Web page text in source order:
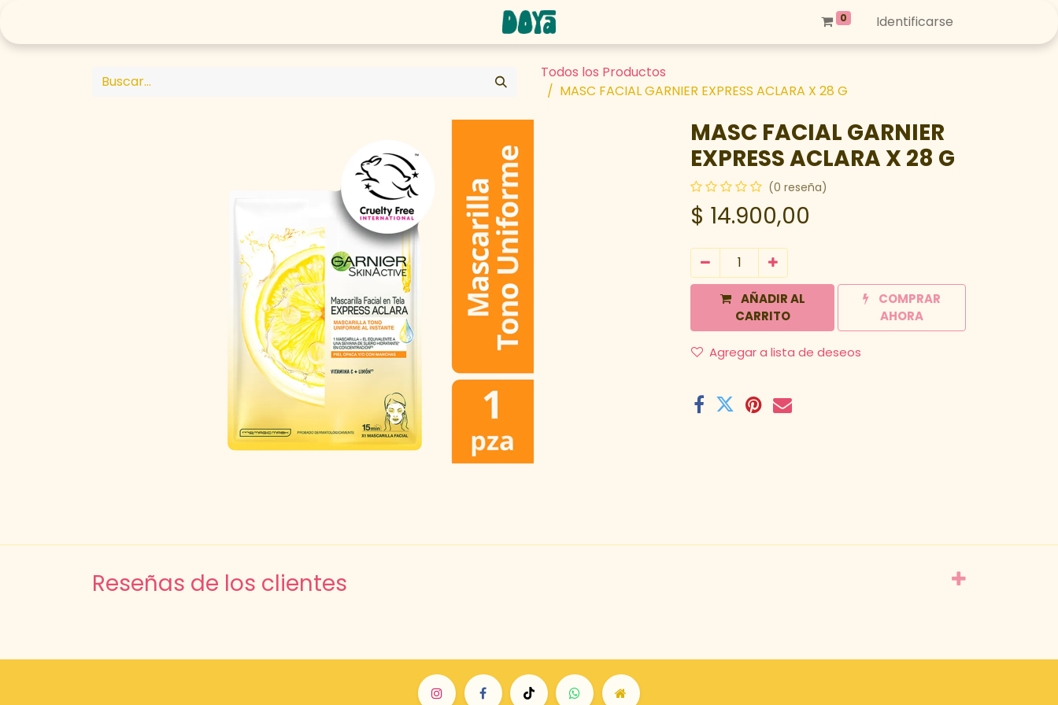
0 Identificarse
Todos los Productos
MASC FACIAL GARNIER EXPRESS ACLARA X 28 G
MASC FACIAL GARNIER
EXPRESS ACLARA X 28 G
(0 reseña)
$ 14.900,00
AÑADIR AL
CARRITO
COMPRAR
AHORA
Agregar a lista de deseos
Reseñas de los clientes